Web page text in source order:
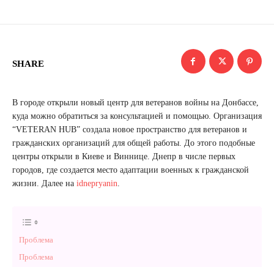
SHARE
В городе открыли новый центр для ветеранов войны на Донбассе,
куда можно обратиться за консультацией и помощью. Организация
“VETERAN HUB” создала новое пространство для ветеранов и
гражданских организаций для общей работы. До этого подобные
центры открыли в Киеве и Виннице. Днепр в числе первых
городов, где создается место адаптации военных к гражданской
жизни. Далее на idnepryanin.
Проблема
Проблема